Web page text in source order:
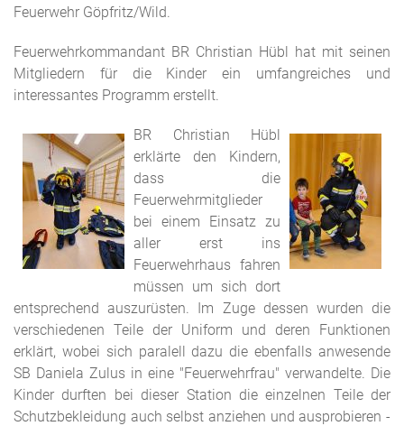
Feuerwehr Göpfritz/Wild.
Feuerwehrkommandant BR Christian Hübl hat mit seinen
Mitgliedern für die Kinder ein umfangreiches und
interessantes Programm erstellt.
BR Christian Hübl
erklärte den Kindern,
dass die
Feuerwehrmitglieder
bei einem Einsatz zu
aller erst ins
Feuerwehrhaus fahren
müssen um sich dort
entsprechend auszurüsten. Im Zuge dessen wurden die
verschiedenen Teile der Uniform und deren Funktionen
erklärt, wobei sich paralell dazu die ebenfalls anwesende
SB Daniela Zulus in eine "Feuerwehrfrau" verwandelte. Die
Kinder durften bei dieser Station die einzelnen Teile der
Schutzbekleidung auch selbst anziehen und ausprobieren -